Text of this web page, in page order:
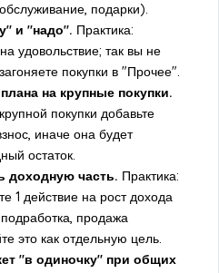
подарки).
и "надо". Практика:
удовольствие; так вы не
покупки в "Прочее".
на крупные покупки.
покупки добавьте
иначе она будет
остаток.
доходную часть. Практика:
1 действие на рост дохода
продажа
это как отдельную цель.
"в одиночку" при общих